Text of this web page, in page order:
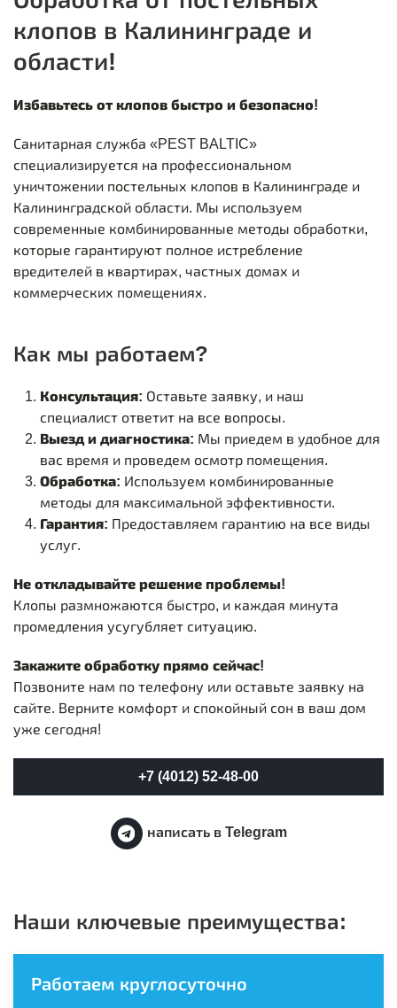
клопов в Калининграде и
области!
Избавьтесь от клопов быстро и безопасно!
Санитарная служба «PEST BALTIC»
специализируется на профессиональном
уничтожении постельных клопов в Калининграде и
Калининградской области. Мы используем
современные комбинированные методы обработки,
которые гарантируют полное истребление
вредителей в квартирах, частных домах и
коммерческих помещениях.
Как мы работаем?
Консультация: Оставьте заявку, и наш
специалист ответит на все вопросы.
Выезд и диагностика: Мы приедем в удобное для
вас время и проведем осмотр помещения.
Обработка: Используем комбинированные
методы для максимальной эффективности.
Гарантия: Предоставляем гарантию на все виды
услуг.
Не откладывайте решение проблемы!
Клопы размножаются быстро, и каждая минута
промедления усугубляет ситуацию.
Закажите обработку прямо сейчас!
Позвоните нам по телефону или оставьте заявку на
сайте. Верните комфорт и спокойный сон в ваш дом
уже сегодня!
+7 (4012) 52-48-00
написать в Telegram
Наши ключевые преимущества:
Работаем круглосуточно